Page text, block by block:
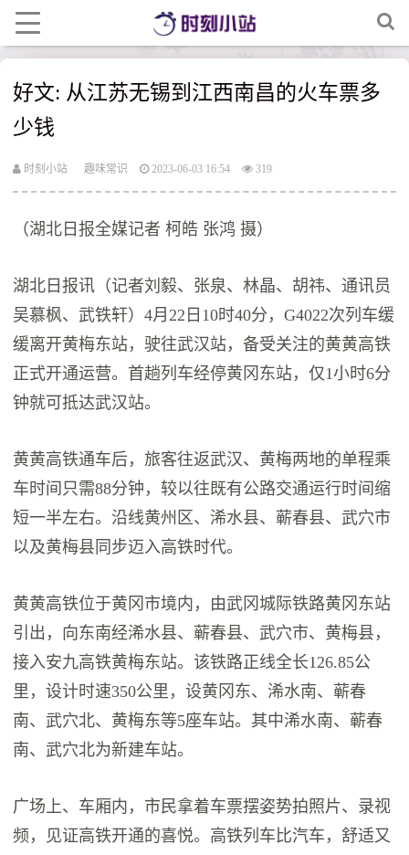
好文: 从江苏无锡到江西南昌的火车票多
少钱
时刻小站 趣味常识 2023-06-03 16:54 319
（湖北日报全媒记者 柯皓 张鸿 摄）
湖北日报讯（记者刘毅、张泉、林晶、胡祎、通讯员
吴慕枫、武铁轩）4月22日10时40分，G4022次列车缓
缓离开黄梅东站，驶往武汉站，备受关注的黄黄高铁
正式开通运营。首趟列车经停黄冈东站，仅1小时6分
钟就可抵达武汉站。
黄黄高铁通车后，旅客往返武汉、黄梅两地的单程乘
车时间只需88分钟，较以往既有公路交通运行时间缩
短一半左右。沿线黄州区、浠水县、蕲春县、武穴市
以及黄梅县同步迈入高铁时代。
黄黄高铁位于黄冈市境内，由武冈城际铁路黄冈东站
引出，向东南经浠水县、蕲春县、武穴市、黄梅县，
接入安九高铁黄梅东站。该铁路正线全长126.85公
里，设计时速350公里，设黄冈东、浠水南、蕲春
南、武穴北、黄梅东等5座车站。其中浠水南、蕲春
南、武穴北为新建车站。
广场上、车厢内，市民拿着车票摆姿势拍照片、录视
频，见证高铁开通的喜悦。高铁列车比汽车，舒适又